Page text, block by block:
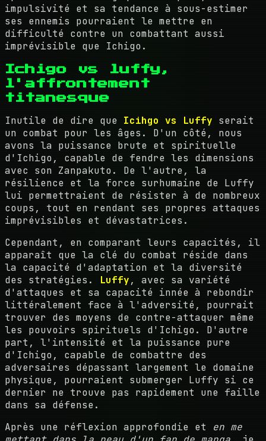
impulsivité et sa tendance à sous-estimer
ses ennemis pourraient le mettre en
difficulté contre un combattant aussi
imprévisible que Ichigo.
Ichigo vs luffy,
l'affrontement
titanesque
Inutile de dire que Icihgo vs Luffy serait
un combat pour les âges. D'un côté, nous
avons la puissance brute et spirituelle
d'Ichigo, capable de fendre les dimensions
avec son Zanpakuto. De l'autre, la
résilience et la force surhumaine de Luffy
lui permettraient de résister à de nombreux
coups, tout en rendant ses propres attaques
imprévisibles et dévastatrices.
Cependant, en comparant leurs capacités, il
apparaît que la clé du combat réside dans
la capacité d'adaptation et la diversité
des stratégies. Luffy, avec sa variété
d'attaques et sa capacité innée à rebondir
littéralement face à l'adversité, pourrait
trouver des moyens de contre-attaquer même
les pouvoirs spirituels d'Ichigo. D'autre
part, l'intensité et la puissance pure
d'Ichigo, capable de combattre des
adversaires dépassant largement le domaine
physique, pourraient submerger Luffy si ce
dernier ne trouve pas rapidement une faille
dans sa défense.
Après une réflexion approfondie et en me